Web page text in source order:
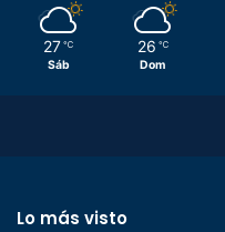
27 ℃
Sáb
26 ℃
Dom
Lo más visto